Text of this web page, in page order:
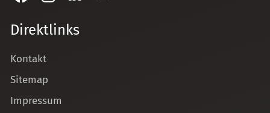
Direktlinks
Kontakt
Sitemap
Impressum